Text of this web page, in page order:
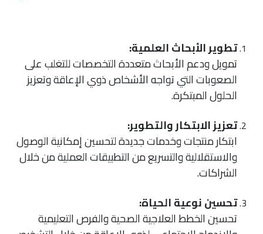
تطوير الأبحاث العلمية:
تمويل ودعم الأبحاث متعددة التخصصات للتغلب على
الصعوبات التي تواجه الأشخاص ذوي الإعاقة وتعزيز
الحلول المبتكرة.
تعزيز الابتكار والتطوير:
ابتكار منتجات وخدمات جديدة لتحسين إمكانية الوصول
والاستقلالية والتسريع من التطبيقات العملية من خلال
الشراكات.
تحسين نوعية الحياة:
تحسين الخطط العلاجية الصحية والفرص التعليمية